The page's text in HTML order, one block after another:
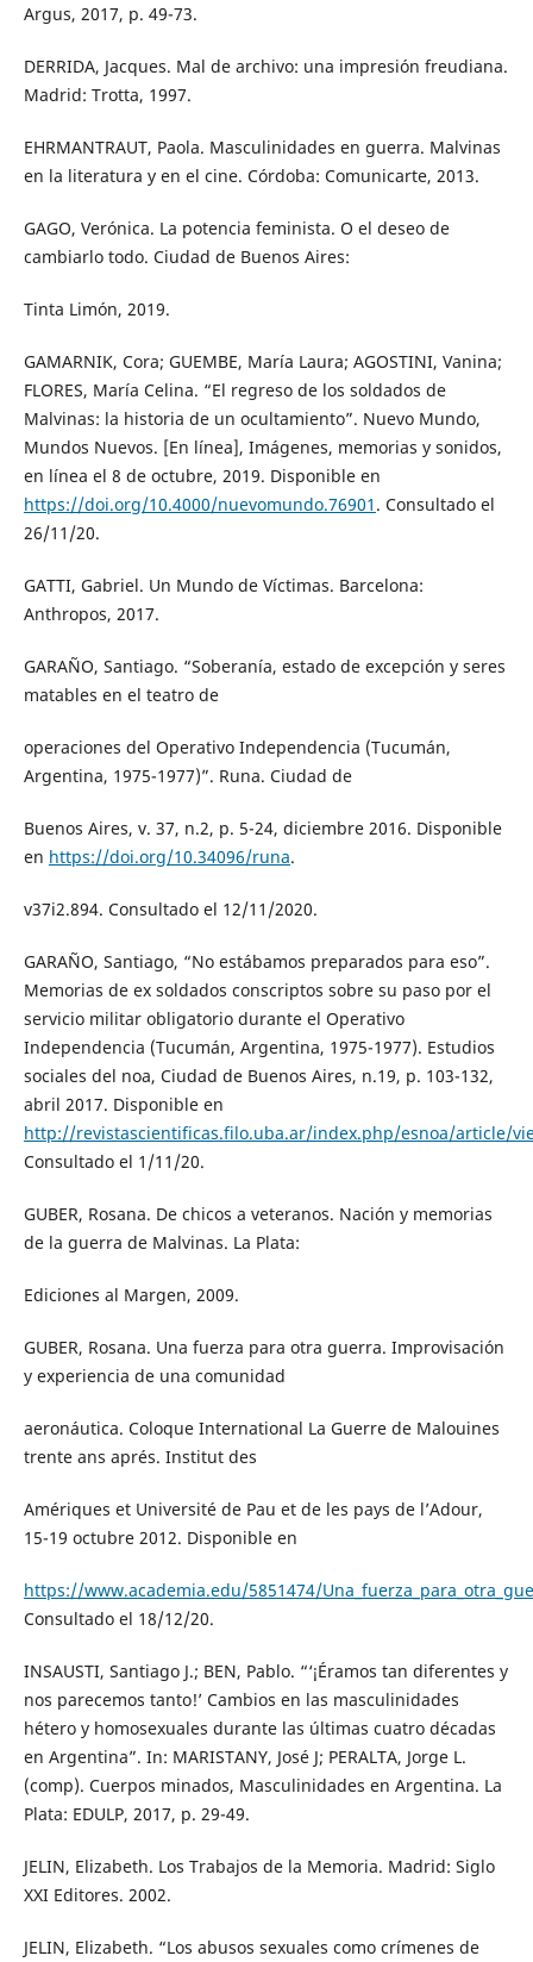
Argus, 2017, p. 49-73.
DERRIDA, Jacques. Mal de archivo: una impresión freudiana.
Madrid: Trotta, 1997.
EHRMANTRAUT, Paola. Masculinidades en guerra. Malvinas
en la literatura y en el cine. Córdoba: Comunicarte, 2013.
GAGO, Verónica. La potencia feminista. O el deseo de
cambiarlo todo. Ciudad de Buenos Aires:
Tinta Limón, 2019.
GAMARNIK, Cora; GUEMBE, María Laura; AGOSTINI, Vanina;
FLORES, María Celina. “El regreso de los soldados de
Malvinas: la historia de un ocultamiento”. Nuevo Mundo,
Mundos Nuevos. [En línea], Imágenes, memorias y sonidos,
en línea el 8 de octubre, 2019. Disponible en
https://doi.org/10.4000/nuevomundo.76901 . Consultado el
26/11/20.
GATTI, Gabriel. Un Mundo de Víctimas. Barcelona:
Anthropos, 2017.
GARAÑO, Santiago. “Soberanía, estado de excepción y seres
matables en el teatro de
operaciones del Operativo Independencia (Tucumán,
Argentina, 1975-1977)”. Runa. Ciudad de
Buenos Aires, v. 37, n.2, p. 5-24, diciembre 2016. Disponible
en https://doi.org/10.34096/runa.
v37i2.894. Consultado el 12/11/2020.
GARAÑO, Santiago, “No estábamos preparados para eso”.
Memorias de ex soldados conscriptos sobre su paso por el
servicio militar obligatorio durante el Operativo
Independencia (Tucumán, Argentina, 1975-1977). Estudios
sociales del noa, Ciudad de Buenos Aires, n.19, p. 103-132,
abril 2017. Disponible en
http://revistascientificas.filo.uba.ar/index.php/esnoa/article/
Consultado el 1/11/20.
GUBER, Rosana. De chicos a veteranos. Nación y memorias
de la guerra de Malvinas. La Plata:
Ediciones al Margen, 2009.
GUBER, Rosana. Una fuerza para otra guerra. Improvisación
y experiencia de una comunidad
aeronáutica. Coloque International La Guerre de Malouines
trente ans aprés. Institut des
Amériques et Université de Pau et de les pays de l’Adour,
15-19 octubre 2012. Disponible en
https://www.academia.edu/5851474/
Consultado el 18/12/20.
INSAUSTI, Santiago J.; BEN, Pablo. “‘¡Éramos tan diferentes y
nos parecemos tanto!’ Cambios en las masculinidades
hétero y homosexuales durante las últimas cuatro décadas
en Argentina”. In: MARISTANY, José J; PERALTA, Jorge L.
(comp). Cuerpos minados, Masculinidades en Argentina. La
Plata: EDULP, 2017, p. 29-49.
JELIN, Elizabeth. Los Trabajos de la Memoria. Madrid: Siglo
XXI Editores. 2002.
JELIN, Elizabeth. “Los abusos sexuales como crímenes de